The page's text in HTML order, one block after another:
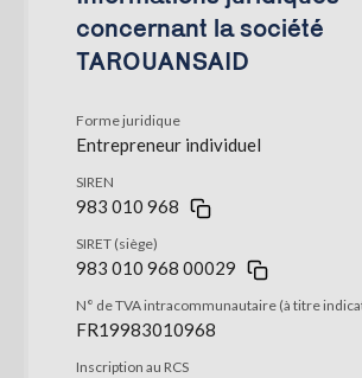
concernant la société
TAROUANSAID
Forme juridique
Entrepreneur individuel
SIREN
983 010 968
SIRET (siège)
983 010 968 00029
N° de TVA intracommunautaire (à titre
FR19983010968
Inscription au RCS